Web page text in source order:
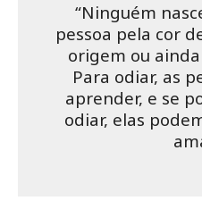
“Ninguém
pessoa pela cor
origem ou
Para odiar, as
aprender, e se
odiar, elas